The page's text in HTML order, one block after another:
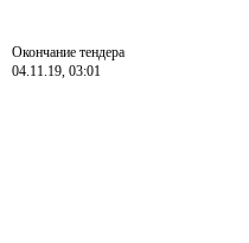
Окончание тендера
04.11.19, 03:01